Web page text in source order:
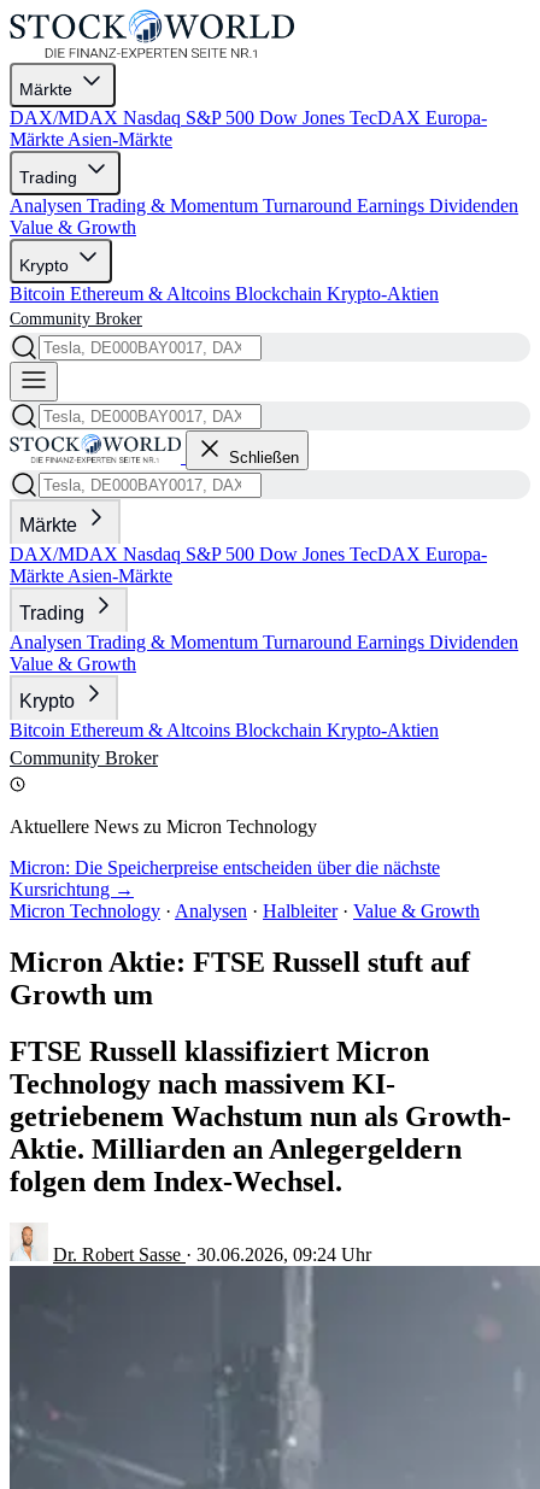
Märkte
DAX/MDAX Nasdaq S&P 500 Dow Jones TecDAX Europa-
Märkte Asien-Märkte
Trading
Analysen Trading & Momentum Turnaround Earnings Dividenden
Value & Growth
Krypto
Bitcoin Ethereum & Altcoins Blockchain Krypto-Aktien
Community Broker
Schließen
Märkte
DAX/MDAX Nasdaq S&P 500 Dow Jones TecDAX Europa-
Märkte Asien-Märkte
Trading
Analysen Trading & Momentum Turnaround Earnings Dividenden
Value & Growth
Krypto
Bitcoin Ethereum & Altcoins Blockchain Krypto-Aktien
Community Broker
Aktuellere News zu Micron Technology
Micron: Die Speicherpreise entscheiden über die nächste
Kursrichtung →
Micron Technology · Analysen · Halbleiter · Value & Growth
Micron Aktie: FTSE Russell stuft auf
Growth um
FTSE Russell klassifiziert Micron
Technology nach massivem KI-
getriebenem Wachstum nun als Growth-
Aktie. Milliarden an Anlegergeldern
folgen dem Index-Wechsel.
Dr. Robert Sasse · 30.06.2026, 09:24 Uhr